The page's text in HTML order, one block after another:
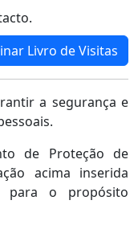
Livro de Visitas
a segurança e
de Proteção de
acima inserida
para o propósito